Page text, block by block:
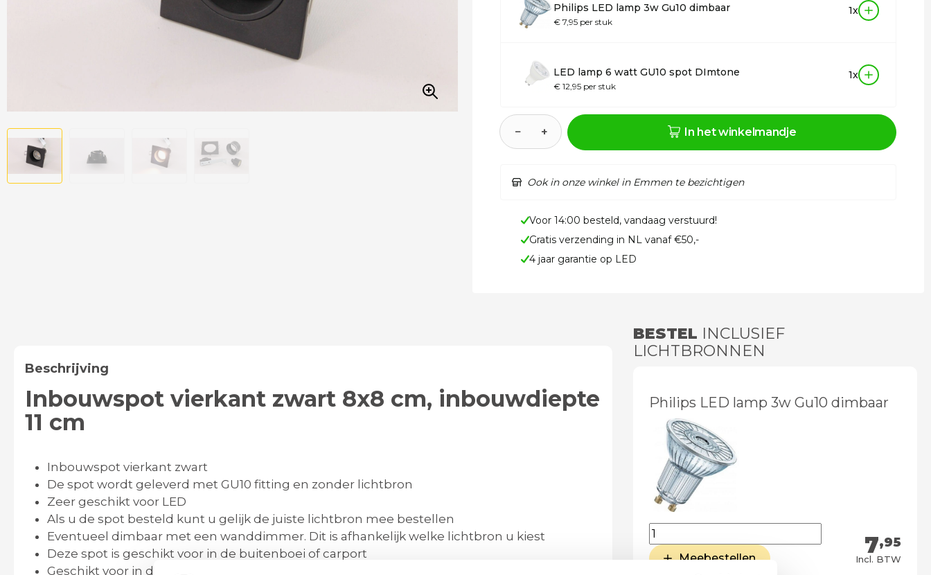
Philips LED lamp 3w Gu10 dimbaar
€ 7,95 per stuk
1x
LED lamp 6 watt GU10 spot DImtone
€ 12,95 per stuk
1x
− + In het winkelmandje
Ook in onze winkel in Emmen te bezichtigen
Voor 14:00 besteld, vandaag verstuurd!
Gratis verzending in NL vanaf €50,-
4 jaar garantie op LED
Beschrijving
Inbouwspot vierkant zwart 8x8 cm, inbouwdiepte
11 cm
Inbouwspot vierkant zwart
De spot wordt geleverd met GU10 fitting en zonder lichtbron
Zeer geschikt voor LED
Als u de spot besteld kunt u gelijk de juiste lichtbron mee bestellen
Eventueel dimbaar met een wanddimmer. Dit is afhankelijk welke lichtbron u kiest
Deze spot is geschikt voor in de buitenboei of carport
Geschikt voor in de badkamer* vraag naar de voorwaarden *
BESTEL INCLUSIEF
LICHTBRONNEN
Philips LED lamp 3w Gu10 dimbaar
7,95
Incl. BTW
Meebestellen